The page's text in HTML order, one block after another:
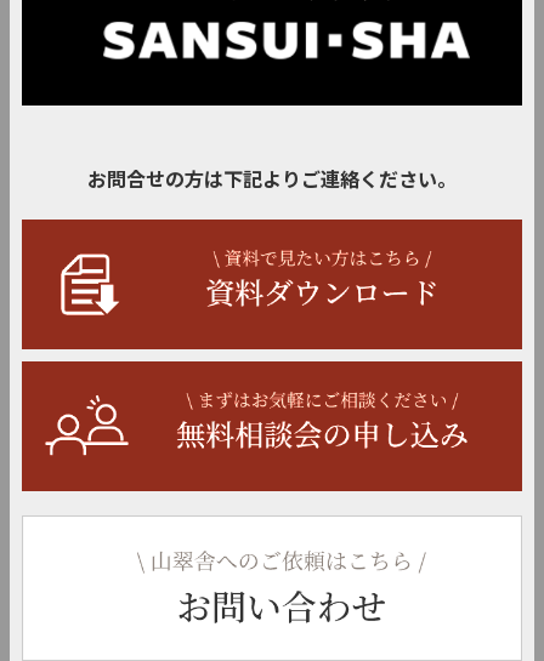
お問合せの方は下記よりご連絡ください。